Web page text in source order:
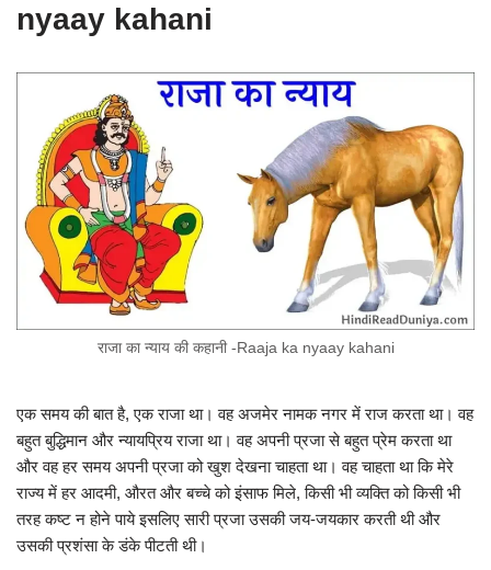
nyaay kahani
राजा का न्याय की कहानी -Raaja ka nyaay kahani
एक समय की बात है, एक राजा था। वह अजमेर नामक नगर में राज करता था। वह
बहुत बुद्धिमान और न्यायप्रिय राजा था। वह अपनी प्रजा से बहुत प्रेम करता था
और वह हर समय अपनी प्रजा को खुश देखना चाहता था। वह चाहता था कि मेरे
राज्य में हर आदमी, औरत और बच्चे को इंसाफ मिले, किसी भी व्यक्ति को किसी भी
तरह कष्ट न होने पाये इसलिए सारी प्रजा उसकी जय-जयकार करती थी और
उसकी प्रशंसा के डंके पीटती थी।